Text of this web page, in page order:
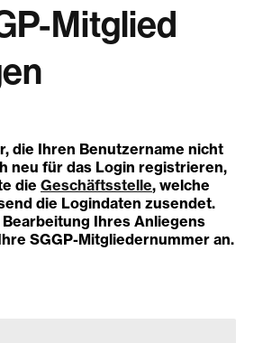
Mitglied
die Ihren Benutzername nicht
neu für das Login registrieren,
die Geschäftsstelle, welche
die Logindaten zusendet.
Ihres Anliegens
SGGP-Mitgliedernummer an.